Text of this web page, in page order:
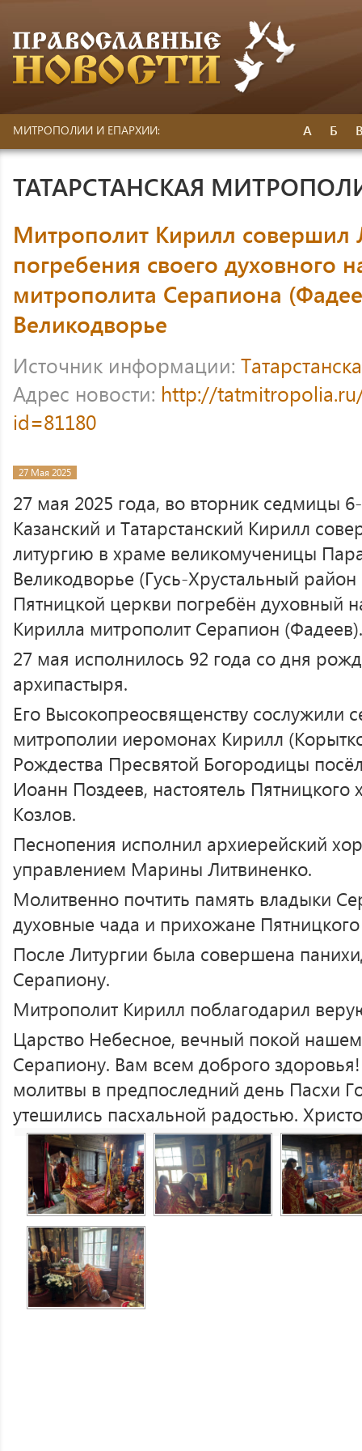
МИТРОПОЛИИ И ЕПАРХИИ: А Б
ТАТАРСТАНСКАЯ
Митрополит Кирилл совершил
погребения своего духовного
митрополита Серапиона
Великодворье
Источник информации:
Адрес новости: http://
id=81180
27 Мая 2025
27 мая 2025 года, во вторник седмицы
Казанский и Татарстанский Кирилл
литургию в храме великомученицы
Великодворье (Гусь-Хрустальный
Пятницкой церкви погребён духовный
Кирилла митрополит Серапион (Фадеев).
27 мая исполнилось 92 года со дня
архипастыря.
Его Высокопреосвященству сослужили
митрополии иеромонах Кирилл
Рождества Пресвятой Богородицы
Иоанн Поздеев, настоятель
Козлов.
Песнопения исполнил архиерейский
управлением Марины Литвиненко.
Молитвенно почтить память владыки
духовные чада и прихожане
После Литургии была совершена
Серапиону.
Митрополит Кирилл поблагодарил
Царство Небесное, вечный покой
Серапиону. Вам всем доброго
молитвы в предпоследний день Пасхи
утешились пасхальной радостью.